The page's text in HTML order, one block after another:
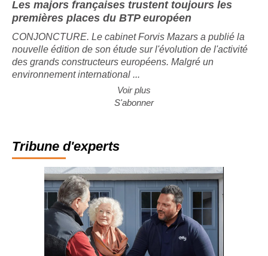
Les majors françaises trustent toujours les
premières places du BTP européen
CONJONCTURE. Le cabinet Forvis Mazars a publié la
nouvelle édition de son étude sur l'évolution de l'activité
des grands constructeurs européens. Malgré un
Voir plus
Tribune d'experts